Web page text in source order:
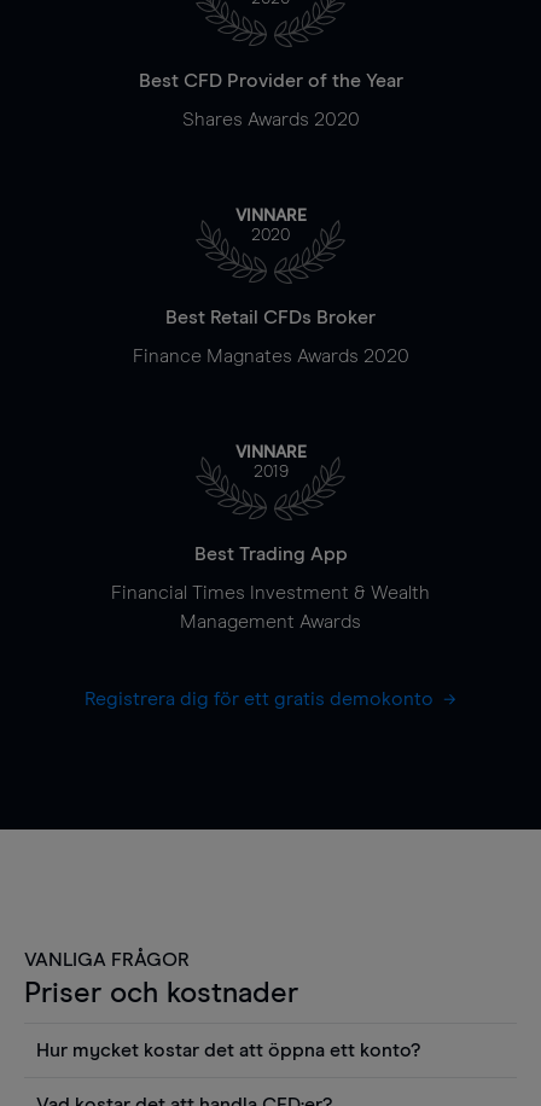
Best CFD Provider of the Year
Shares Awards 2020
VINNARE
2020
Best Retail CFDs Broker
Finance Magnates Awards 2020
VINNARE
2019
Best Trading App
Financial Times Investment & Wealth
Management Awards
Registrera dig för ett gratis demokonto
VANLIGA FRÅGOR
Priser och kostnader
Hur mycket kostar det att öppna ett konto?